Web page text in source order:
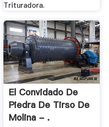
Trituradora.
El Convidado De
Piedra De Tirso De
Molina - .